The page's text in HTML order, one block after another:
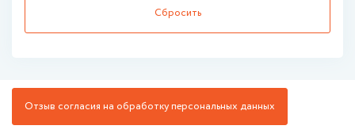
Сбросить
Отзыв согласия на обработку персональных данных